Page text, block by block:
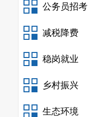
公务员招考
减税降费
稳岗就业
乡村振兴
生态环境